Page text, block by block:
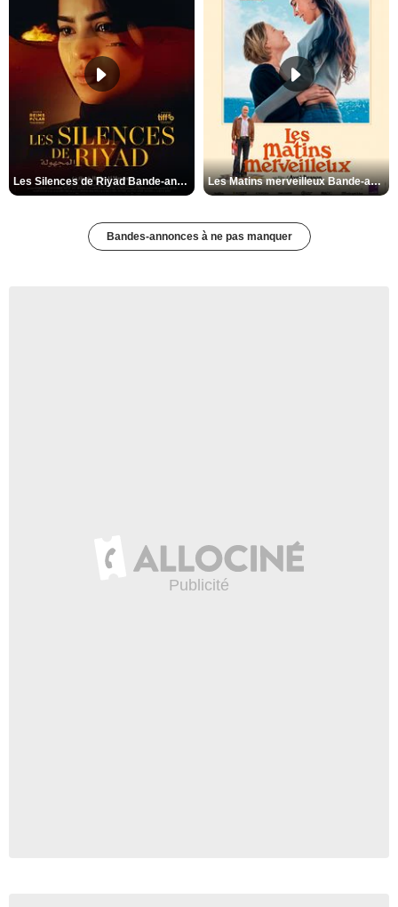
Les Silences de Riyad Bande-annonce VO STFR Les Matins merveilleux Bande-annonce VF
Bandes-annonces à ne pas manquer